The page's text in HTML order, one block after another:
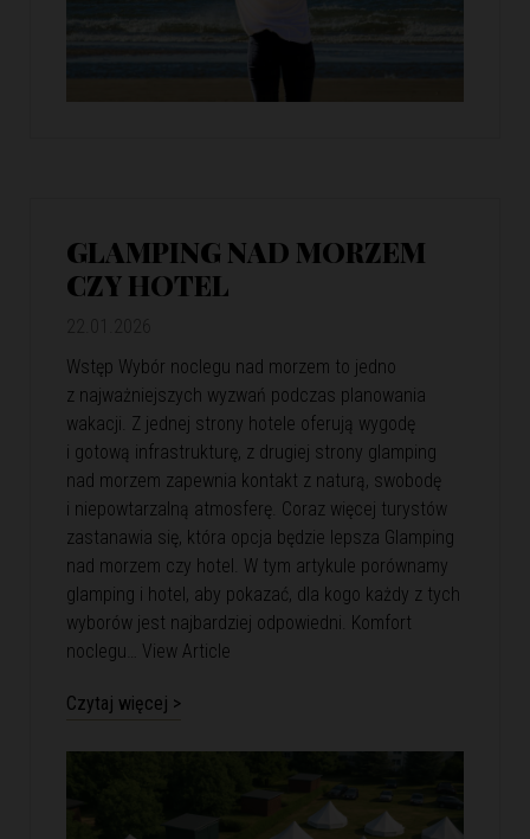
GLAMPING NAD MORZEM
CZY HOTEL
Wstęp Wybór noclegu nad morzem to jedno
z najważniejszych wyzwań podczas planowania
wakacji. Z jednej strony hotele oferują wygodę
i gotową infrastrukturę, z drugiej strony glamping
nad morzem zapewnia kontakt z naturą, swobodę
i niepowtarzalną atmosferę. Coraz więcej turystów
zastanawia się, która opcja będzie lepsza Glamping
nad morzem czy hotel. W tym artykule porównamy
glamping i hotel, aby pokazać, dla kogo każdy z tych
wyborów jest najbardziej odpowiedni. Komfort
noclegu… View Article
Czytaj więcej >